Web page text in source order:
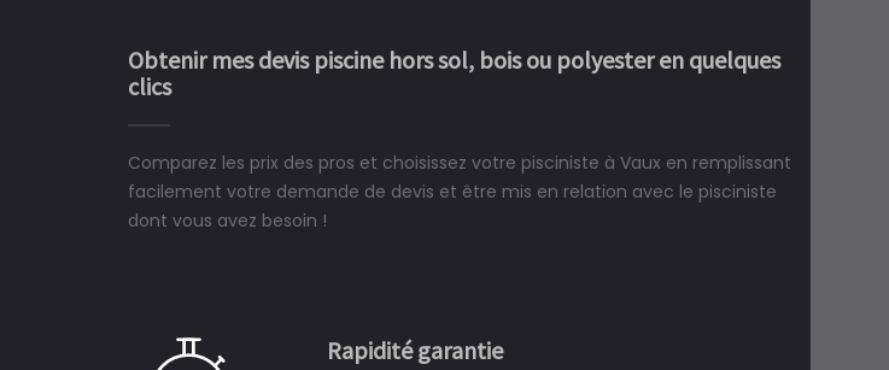
Obtenir mes devis piscine hors sol, bois ou polyester en quelques
clics
Comparez les prix des pros et choisissez votre pisciniste à Vaux en remplissant
facilement votre demande de devis et être mis en relation avec le pisciniste
dont vous avez besoin !
Rapidité garantie
ne peut plus s'en passer.
Le rêve devient enfin réalité, une piscine est bien
construit chez moi.